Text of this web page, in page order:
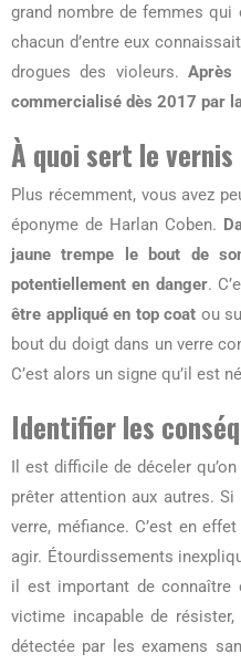
grand nombre de femmes qui
chacun d’entre eux
drogues des violeurs.Après
commercialisé dès 2017 par
À quoi sert le vernis
Plus récemment, vous avez
éponyme de Harlan Coben.
jaune trempe le bout de
potentiellement en danger.
être appliqué en top coat ou
bout du doigt dans un verre
C’est alors un signe qu’il est
Identifier les
Il est difficile de déceler
prêter attention aux autres.
verre, méfiance. C’est en
agir. Étourdissements
il est important de connaître
victime incapable de
détectée par les examens